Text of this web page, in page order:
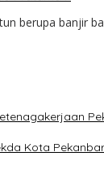
berupa banjir
Kota